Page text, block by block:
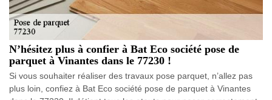
N’hésitez plus à confier à Bat Eco société pose de
parquet à Vinantes dans le 77230 !
Si vous souhaiter réaliser des travaux pose parquet, n’allez pas
plus loin, confiez à Bat Eco société pose de parquet à Vinantes